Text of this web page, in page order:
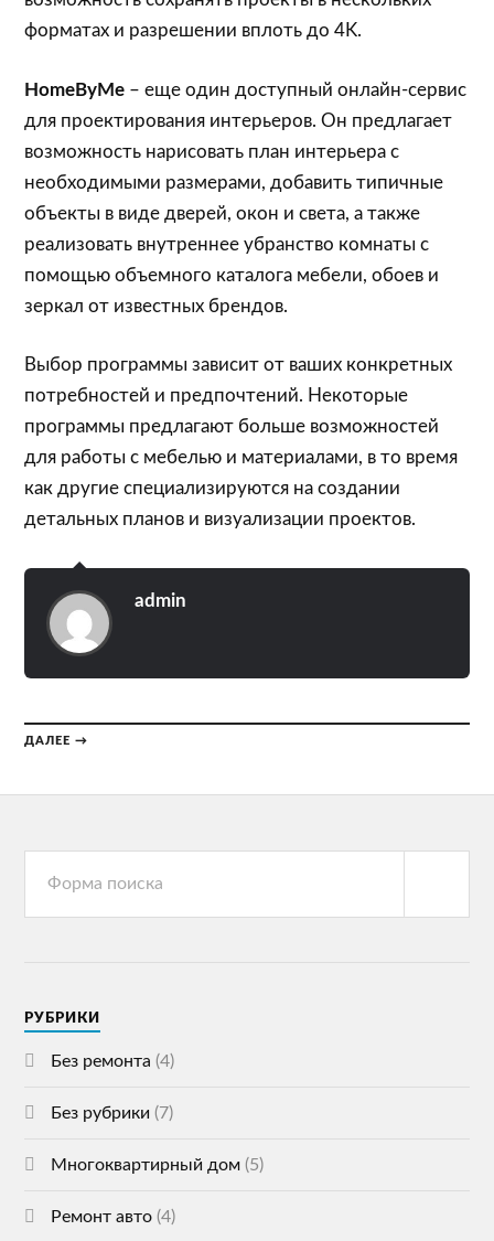
форматах и разрешении вплоть до 4K.
HomeByMe – еще один доступный онлайн-сервис
для проектирования интерьеров. Он предлагает
возможность нарисовать план интерьера с
необходимыми размерами, добавить типичные
объекты в виде дверей, окон и света, а также
реализовать внутреннее убранство комнаты с
помощью объемного каталога мебели, обоев и
зеркал от известных брендов.
Выбор программы зависит от ваших конкретных
потребностей и предпочтений. Некоторые
программы предлагают больше возможностей
для работы с мебелью и материалами, в то время
как другие специализируются на создании
детальных планов и визуализации проектов.
admin
ДАЛЕЕ →
РУБРИКИ
Без ремонта (4)
Без рубрики (7)
Многоквартирный дом (5)
Ремонт авто (4)